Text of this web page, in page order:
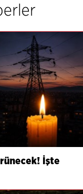
İşte